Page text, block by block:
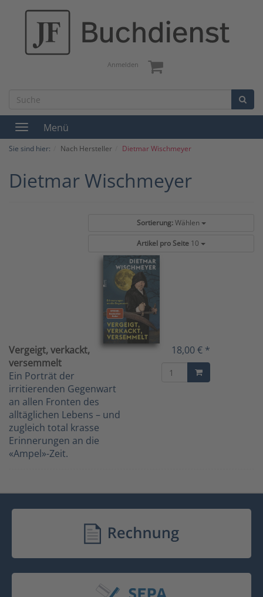
Anmelden
Toggle
navigation
Menü
Sie sind hier: Nach Hersteller Dietmar Wischmeyer
Dietmar Wischmeyer
Sortierung: Wählen
Artikel pro Seite 10
Vergeigt, verkackt,
versemmelt
Ein Porträt der
irritierenden Gegenwart
an allen Fronten des
alltäglichen Lebens – und
zugleich total krasse
Erinnerungen an die
«Ampel»-Zeit.
18,00 € *